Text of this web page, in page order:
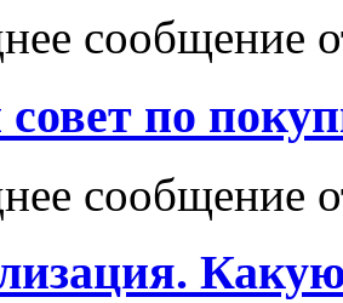
сообщение
по
сообщение